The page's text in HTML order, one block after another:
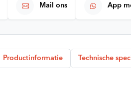
Mail ons App
Productinformatie Technische